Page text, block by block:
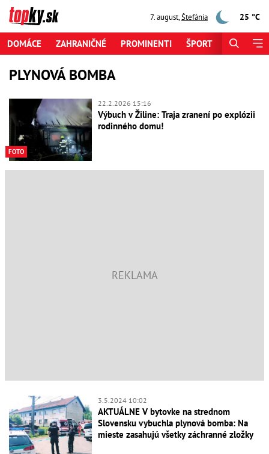
7. august,Štefánia 25 °C
DOMÁCE ZAHRANIČNÉ PROMINENTI ŠPORT
PLYNOVÁ BOMBA
FOTO
22.2.2026 15:16
Výbuch v Žiline: Traja zranení po explózii
rodinného domu!
3.5.2024 10:02
AKTUÁLNE V bytovke na strednom
Slovensku vybuchla plynová bomba: Na
mieste zasahujú všetky záchranné zložky